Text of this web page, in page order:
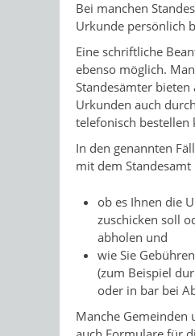
Bei manchen
Urkunde persönlich
Eine schriftliche
ebenso möglich.
Standesämter bieten
Urkunden auch
telefonisch bestellen
In den genannten
mit dem Standesamt
ob es Ihnen die
zuschicken soll
abholen und
wie Sie
(zum Beispiel
oder in bar bei
Manche Gemeinden